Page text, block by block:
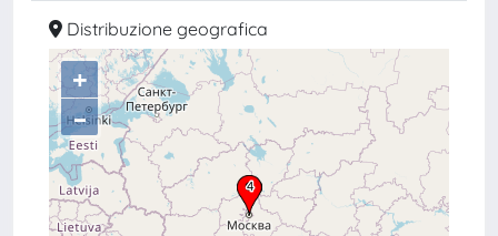
Distribuzione geografica
+
–